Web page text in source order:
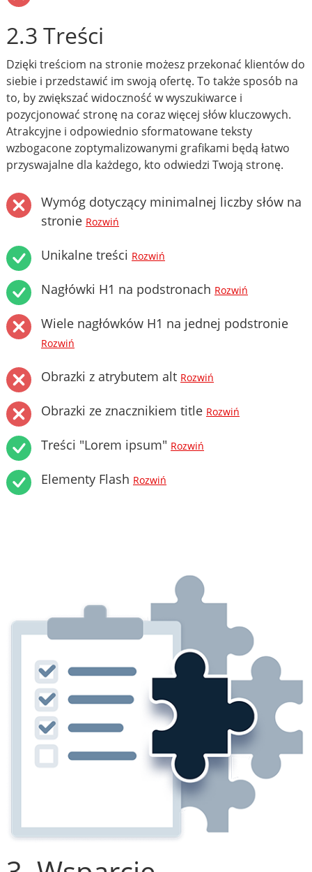
2.3 Treści
Dzięki treściom na stronie możesz przekonać klientów do
siebie i przedstawić im swoją ofertę. To także sposób na
to, by zwiększać widoczność w wyszukiwarce i
pozycjonować stronę na coraz więcej słów kluczowych.
Atrakcyjne i odpowiednio sformatowane teksty
wzbogacone zoptymalizowanymi grafikami będą łatwo
przyswajalne dla każdego, kto odwiedzi Twoją stronę.
Wymóg dotyczący minimalnej liczby słów na
stronie Rozwiń
Unikalne treści Rozwiń
Nagłówki H1 na podstronach Rozwiń
Wiele nagłówków H1 na jednej podstronie
Rozwiń
Obrazki z atrybutem alt Rozwiń
Obrazki ze znacznikiem title Rozwiń
Treści "Lorem ipsum" Rozwiń
Elementy Flash Rozwiń